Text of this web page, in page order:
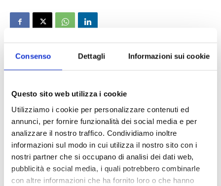
Consenso Dettagli Informazioni sui cookie
Questo sito web utilizza i cookie
Utilizziamo i cookie per personalizzare contenuti ed
annunci, per fornire funzionalità dei social media e per
analizzare il nostro traffico. Condividiamo inoltre
informazioni sul modo in cui utilizza il nostro sito con i
nostri partner che si occupano di analisi dei dati web,
pubblicità e social media, i quali potrebbero combinarle
con altre informazioni che ha fornito loro o che hanno